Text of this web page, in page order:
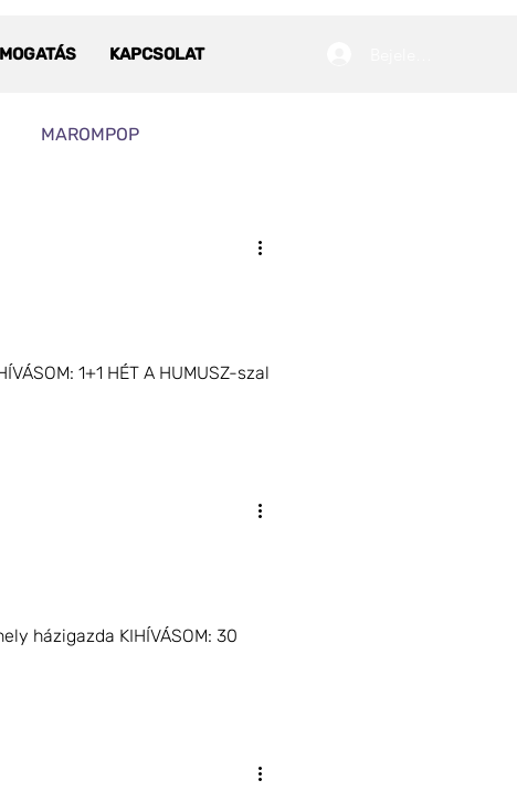
KAPCSOLAT
MAROMPOP
1+1 HÉT A HUMUSZ-szal
házigazda KIHÍVÁSOM: 30